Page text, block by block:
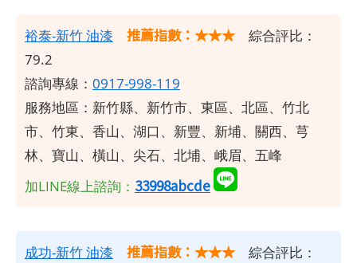
裕泰-新竹油漆 推薦指數：★★★ 綜合評比：
79.2
諮詢專線： 0917-998-119
服務地區：新竹縣、新竹市、東區、北區、竹北
市、竹東、香山、湖口、新豐、新埔、關西、芎
林、寶山、橫山、尖石、北埔、峨眉、五峰
加LINE線上諮詢： 33998abcde
成功-新竹油漆 推薦指數：★★★ 綜合評比：